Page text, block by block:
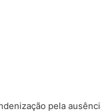
pela